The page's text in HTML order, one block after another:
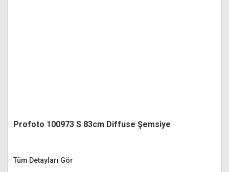
Profoto 100973 S 83cm Diffuse Şemsiye
Tüm Detayları Gör